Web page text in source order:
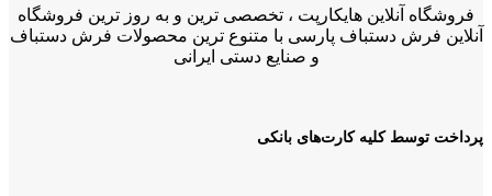
فروشگاه آنلاین هایکارپت ، تخصصی ترین و به روز ترین فروشگاه
آنلاین فرش دستباف پارسی با متنوع ترین محصولات فرش دستباف
و صنایع دستی ایرانی
پرداخت توسط کلیه کارت‌های بانکی